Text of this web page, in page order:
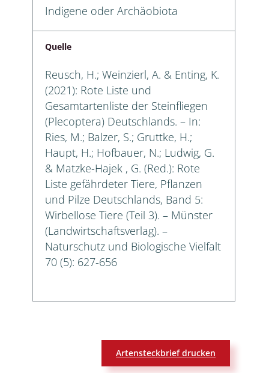
Indigene oder Archäobiota
Quelle
Reusch, H.; Weinzierl, A. & Enting, K.
(2021): Rote Liste und
Gesamtartenliste der Steinfliegen
(Plecoptera) Deutschlands. – In:
Ries, M.; Balzer, S.; Gruttke, H.;
Haupt, H.; Hofbauer, N.; Ludwig, G.
& Matzke-Hajek , G. (Red.): Rote
Liste gefährdeter Tiere, Pflanzen
und Pilze Deutschlands, Band 5:
Wirbellose Tiere (Teil 3). – Münster
(Landwirtschaftsverlag). –
Naturschutz und Biologische Vielfalt
70 (5): 627-656
Artensteckbrief drucken